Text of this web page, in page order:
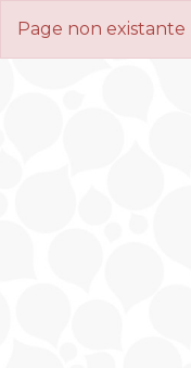
Page non existante